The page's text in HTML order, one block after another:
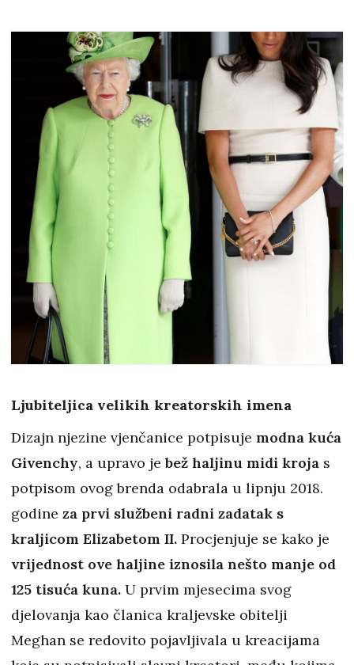
Ljubiteljica velikih kreatorskih imena
Dizajn njezine vjenčanice potpisuje modna kuća
Givenchy, a upravo jebež haljinu midi kroja s
potpisom ovog brenda odabrala u lipnju 2018.
godine za prvi službeni radni zadatak s
kraljicom Elizabetom II. Procjenjuje se kako je
vrijednost ove haljine iznosila nešto manje od
125 tisuća kuna. U prvim mjesecima svog
djelovanja kao članica kraljevske obitelji
Meghan se redovito pojavljivala u kreacijama